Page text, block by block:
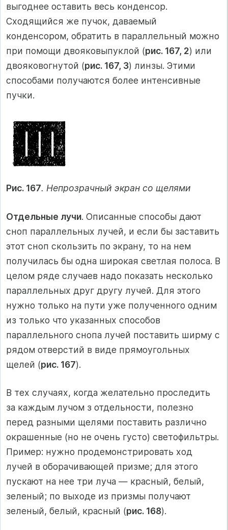
выгоднее оставить весь конденсор.
Сходящийся же пучок, даваемый
конденсором, обратить в параллельный можно
при помощи двояковыпуклой (рис. 167, 2) или
двояковогнутой (рис. 167, 3) линзы. Этими
способами получаются более интенсивные
пучки.
Рис. 167. Непрозрачный экран со щелями
Отдельные лучи. Описанные способы дают
сноп параллельных лучей, и если бы заставить
этот сноп скользить по экрану, то на нем
получилась бы одна широкая светлая полоса. В
целом ряде случаев надо показать несколько
параллельных друг другу лучей. Для этого
нужно только на пути уже полученного одним
из только что указанных способов
параллельного снопа лучей поставить ширму с
рядом отверстий в виде прямоугольных
щелей (рис. 167).
В тех случаях, когда желательно проследить
за каждым лучом з отдельности, полезно
перед разными щелями поставить различно
окрашенные (но не очень густо) светофильтры.
Пример: нужно продемонстрировать ход
лучей в оборачивающей призме; для этого
пускают на нее три луча — красный, белый,
зеленый; по выходе из призмы получают
зеленый, белый, красный (рис. 168).